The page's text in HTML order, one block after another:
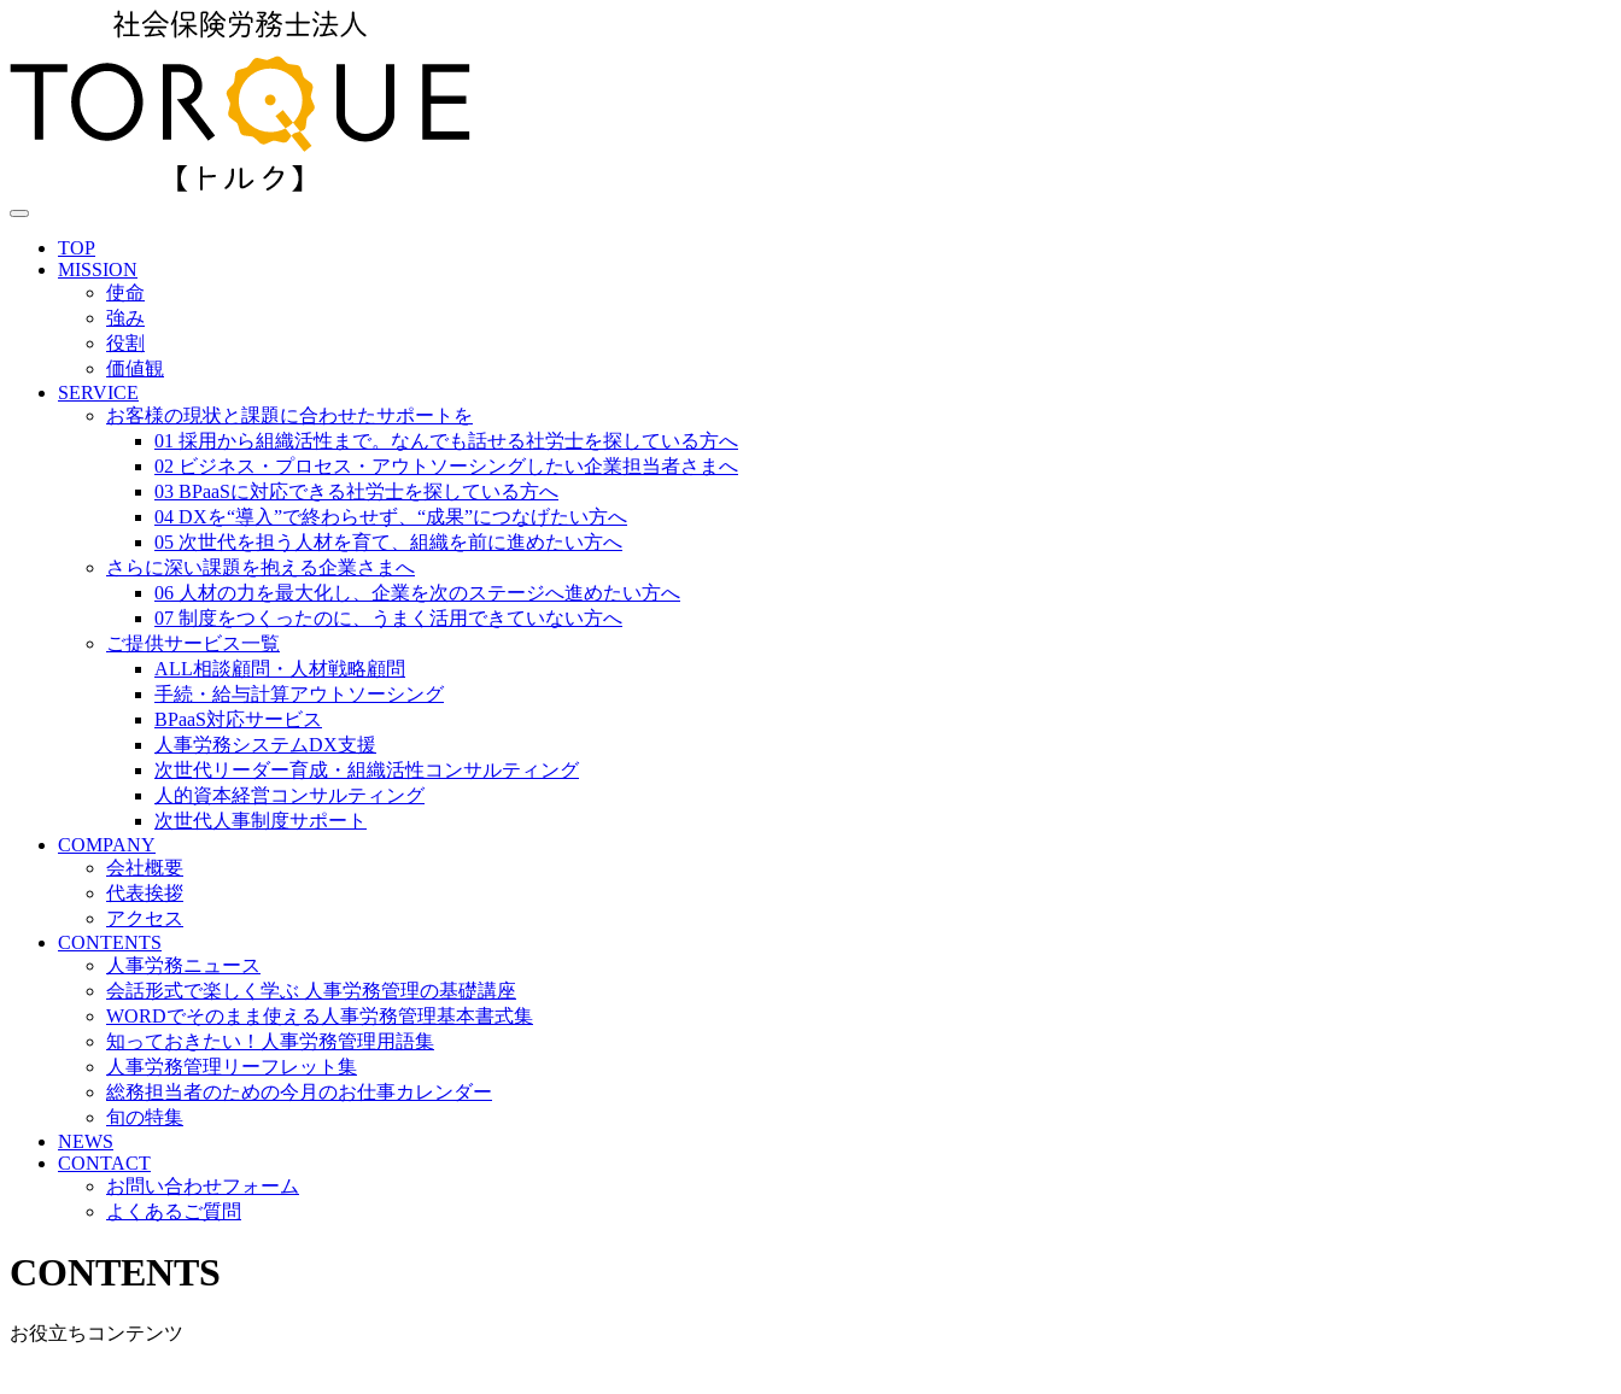
TOP
MISSION
使命
強み
役割
価値観
SERVICE
お客様の現状と課題に合わせたサポートを
01 採用から組織活性まで。なんでも話せる社労士を探している方へ
02 ビジネス・プロセス・アウトソーシングしたい企業担当者さまへ
03 BPaaSに対応できる社労士を探している方へ
04 DXを“導入”で終わらせず、“成果”につなげたい方へ
05 次世代を担う人材を育て、組織を前に進めたい方へ
さらに深い課題を抱える企業さまへ
06 人材の力を最大化し、企業を次のステージへ進めたい方へ
07 制度をつくったのに、うまく活用できていない方へ
ご提供サービス一覧
ALL相談顧問・人材戦略顧問
手続・給与計算アウトソーシング
BPaaS対応サービス
人事労務システムDX支援
次世代リーダー育成・組織活性コンサルティング
人的資本経営コンサルティング
次世代人事制度サポート
COMPANY
会社概要
代表挨拶
アクセス
CONTENTS
人事労務ニュース
会話形式で楽しく学ぶ 人事労務管理の基礎講座
WORDでそのまま使える人事労務管理基本書式集
知っておきたい！人事労務管理用語集
人事労務管理リーフレット集
総務担当者のための今月のお仕事カレンダー
旬の特集
NEWS
CONTACT
お問い合わせフォーム
よくあるご質問
CONTENTS
お役立ちコンテンツ